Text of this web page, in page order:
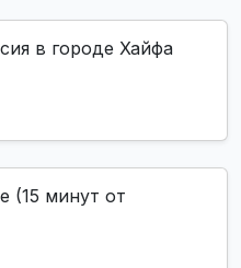
в городе Хайфа
(15 минут от